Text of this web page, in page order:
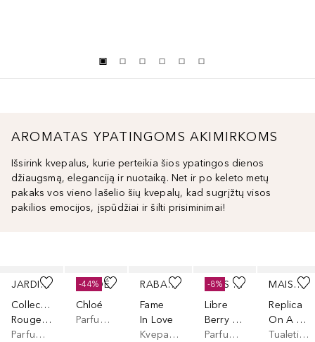
AROMATAS YPATINGOMS AKIMIRKOMS
Išsirink kvepalus, kurie perteikia šios ypatingos dienos
džiaugsmą, eleganciją ir nuotaiką. Net ir po keleto metų
pakaks vos vieno lašelio šių kvepalų, kad sugrįžtų visos
pakilios emocijos, įspūdžiai ir šilti prisiminimai!
JARDIN BOHÈME
Collection Précieuse
Rouge Précieux
Parfumuotas vanduo
CHLOÉ
Chloé
Parfumuotas vanduo
-44%
RABANNE
Fame
In Love
Kvepalai Elixir
YVES SAINT LAURENT
Libre
Berry Crush Eau de Parfum Fruitée
Parfumuotas vanduo
-8%
MAISON MARGIELA
Replica
On A Date
Tualetinis vanduo